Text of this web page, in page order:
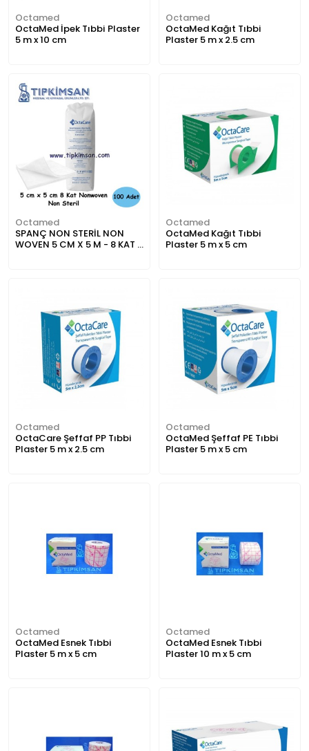
Octamed
OctaMed İpek Tıbbi Plaster
5 m x 10 cm
Octamed
OctaMed Kağıt Tıbbi
Plaster 5 m x 2.5 cm
Octamed
SPANÇ NON STERİL NON
WOVEN 5 CM X 5 M - 8 KAT -
Octamed
OctaMed Kağıt Tıbbi
Plaster 5 m x 5 cm
Octamed
OctaCare Şeffaf PP Tıbbi
Plaster 5 m x 2.5 cm
Octamed
OctaMed Şeffaf PE Tıbbi
Plaster 5 m x 5 cm
Octamed
OctaMed Esnek Tıbbi
Plaster 5 m x 5 cm
Octamed
OctaMed Esnek Tıbbi
Plaster 10 m x 5 cm